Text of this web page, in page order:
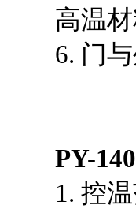
高温
6. 门
PY-
1. 控